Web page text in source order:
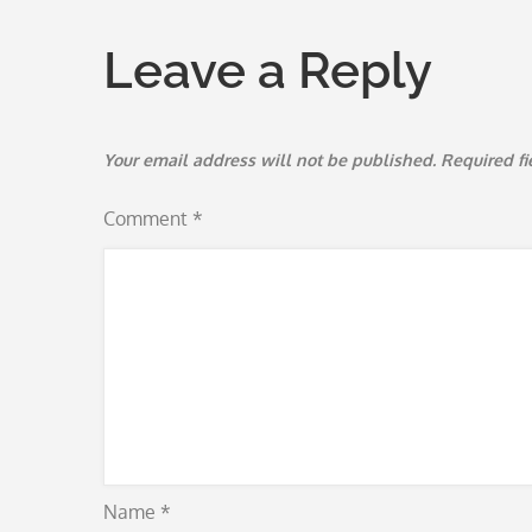
Leave a Reply
Your email address will not be published. Required
Comment *
Name *